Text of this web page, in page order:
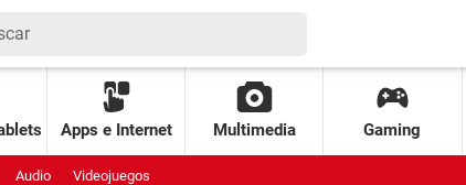
Apps e Internet Multimedia Gaming
Audio Videojuegos